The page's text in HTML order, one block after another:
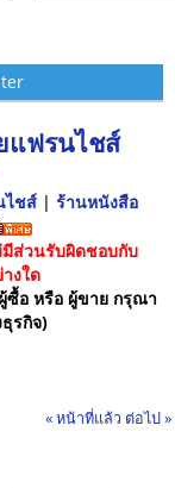
แฟรนไชส์
ไชส์ | ร้านหนังสือ
มีส่วนรับผิดชอบกับ
งใด
ซื้อ หรือ ผู้ขาย กรุณา
รกิจ)
« หน้าที่แล้ว ต่อไป »